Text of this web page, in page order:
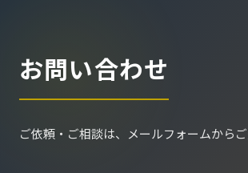
お問い合わせ
ご依頼・ご相談は、メールフォームからご